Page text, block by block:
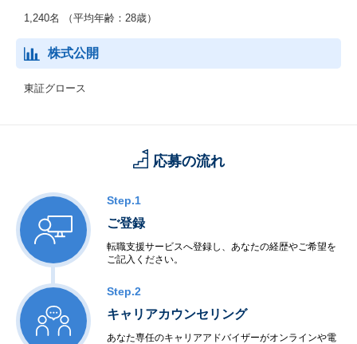
1,240名 （平均年齢：28歳）
株式公開
東証グロース
応募の流れ
Step.1
ご登録
転職支援サービスへ登録し、あなたの経歴やご希望を
ご記入ください。
Step.2
キャリアカウンセリング
あなた専任のキャリアアドバイザーがオンラインや電